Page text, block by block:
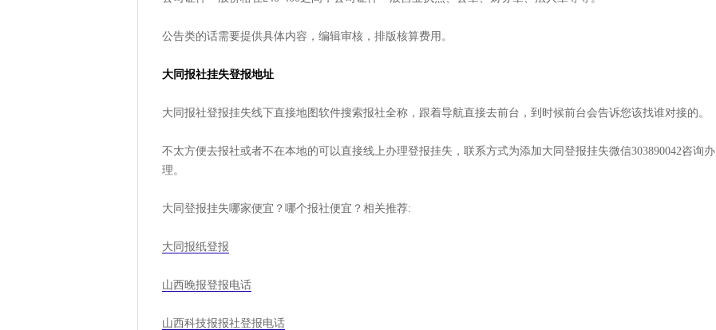
公告类的话需要提供具体内容，编辑审核，排版核算费用。
大同报社挂失登报地址
大同报社登报挂失线下直接地图软件搜索报社全称，跟着导航直接去前台，到时候前台会告诉您该找谁对接的。
不太方便去报社或者不在本地的可以直接线上办理登报挂失，联系方式为添加大同登报挂失微信303890042咨询办
理。
大同登报挂失哪家便宜？哪个报社便宜？相关推荐:
大同报纸登报
山西晚报登报电话
山西科技报报社登报电话